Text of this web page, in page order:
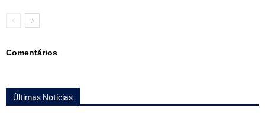
Comentários
Últimas Notícias